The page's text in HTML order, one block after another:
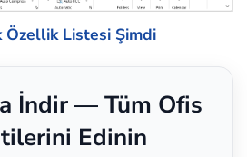
Listesi Şimdi
İndir — Tüm Ofis
Edinin